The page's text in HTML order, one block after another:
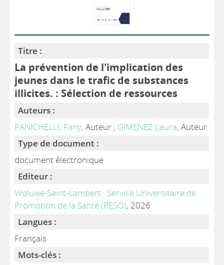
Titre :
La prévention de l'implication des
jeunes dans le trafic de substances
illicites. : Sélection de ressources
Auteurs :
PANICHELLI, Fany, Auteur ; GIMENEZ Laura, Auteur
Type de document :
document électronique
Editeur :
Woluwe-Saint-Lambert : Service Universitaire de
Promotion de la Santé (RESO), 2026
Langues :
Français
Mots-clés :